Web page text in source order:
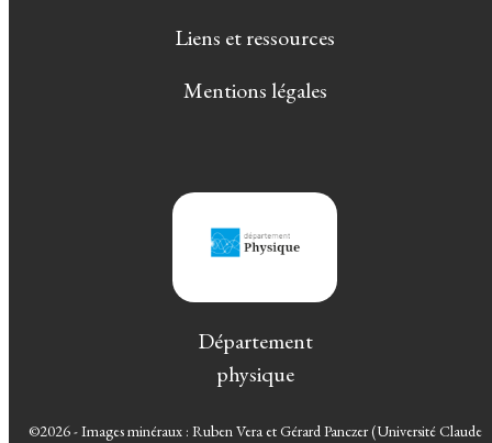
Liens et ressources
Mentions légales
Département
physique
©2026 - Images minéraux : Ruben Vera et Gérard Panczer (Université Claude